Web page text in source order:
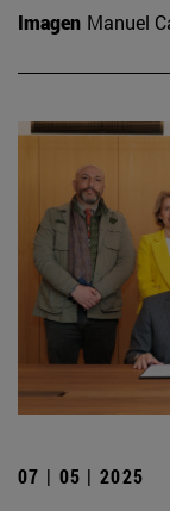
Imagen Manuel
07 | 05 | 2025